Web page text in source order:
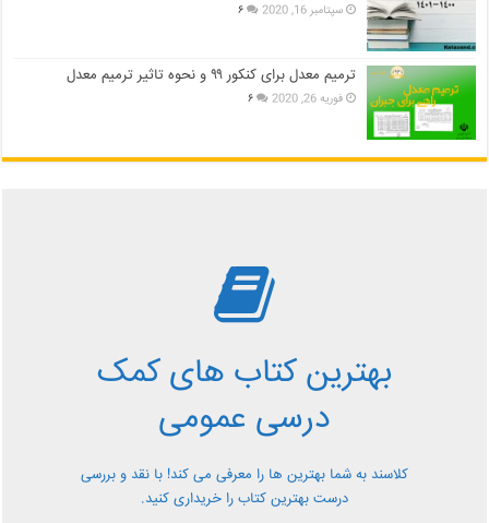
سپتامبر 16, 2020 ۶
ترمیم معدل برای کنکور ۹۹ و نحوه تاثیر ترمیم معدل
فوریه 26, 2020 ۶
بهترین کتاب های کمک
درسی عمومی
کلاسند به شما بهترین ها را معرفی می کند! با نقد و بررسی
درست بهترین کتاب را خریداری کنید.
بررسی بهترین کتاب های
کمک درسی عمومی
معرفی کتاب های کمک درسی عمومی و بررسی آن ها کاملا
رایگان از کلاسند